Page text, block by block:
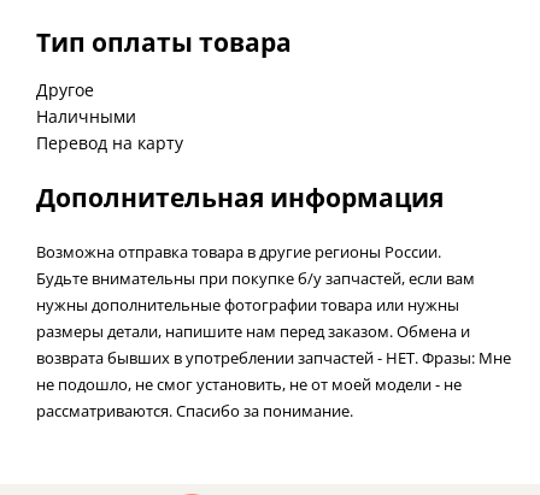
Тип оплаты товара
Другое
Наличными
Перевод на карту
Дополнительная информация
Возможна отправка товара в другие регионы России.
Будьте внимательны при покупке б/у запчастей, если вам
нужны дополнительные фотографии товара или нужны
размеры детали, напишите нам перед заказом. Обмена и
возврата бывших в употреблении запчастей - НЕТ. Фразы: Мне
не подошло, не смог установить, не от моей модели - не
рассматриваются. Спасибо за понимание.